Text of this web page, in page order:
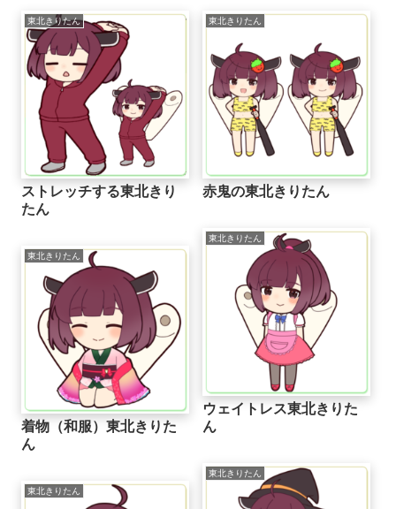
東北きりたん
ストレッチする東北きり
たん
東北きりたん
赤鬼の東北きりたん
東北きりたん
ウェイトレス東北きりた
ん
東北きりたん
着物（和服）東北きりた
ん
東北きりたん
東北きりたん